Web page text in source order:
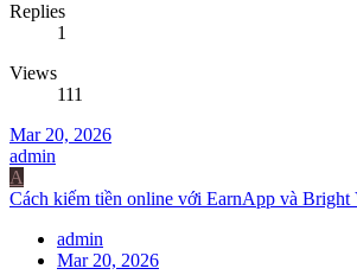
Replies
1
Views
111
Mar 20, 2026
admin
A
Cách kiếm tiền online với EarnApp và
admin
Mar 20, 2026